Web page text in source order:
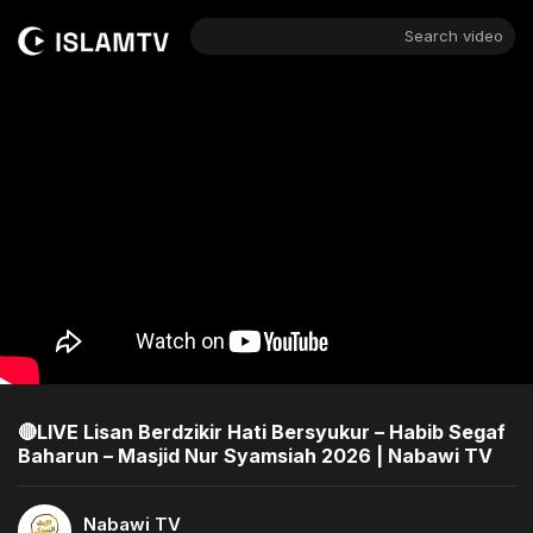
Search video
🔴LIVE Lisan Berdzikir Hati Bersyukur – Habib Segaf
Baharun – Masjid Nur Syamsiah 2026 | Nabawi TV
Nabawi TV